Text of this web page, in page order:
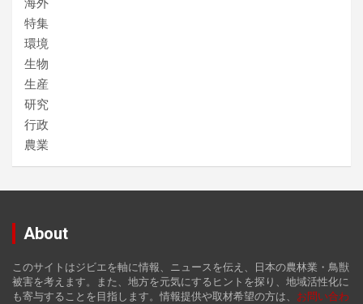
海外
特集
環境
生物
生産
研究
行政
農業
About
このサイトはジビエを軸に情報、ニュースを伝え、日本の農林業・鳥獣
被害を考えます。また、地方を元気にするヒントを探り、地域活性化に
も寄与することを目指します。情報提供や取材希望の方は、 お問い合わ